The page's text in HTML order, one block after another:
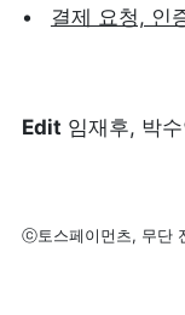
결제 요청, 인
Edit 임재후, 박수
ⓒ토스페이먼츠, 무단